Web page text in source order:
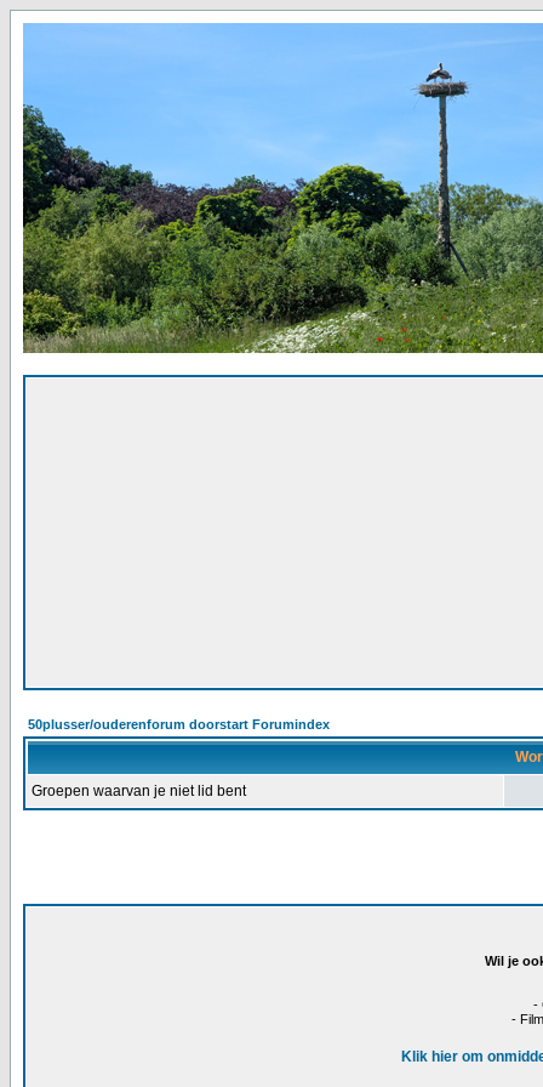
50plusser/ouderenforum doorstart Forumindex
Groepen waarvan je niet lid bent
Wil je
-
-
Klik hier om